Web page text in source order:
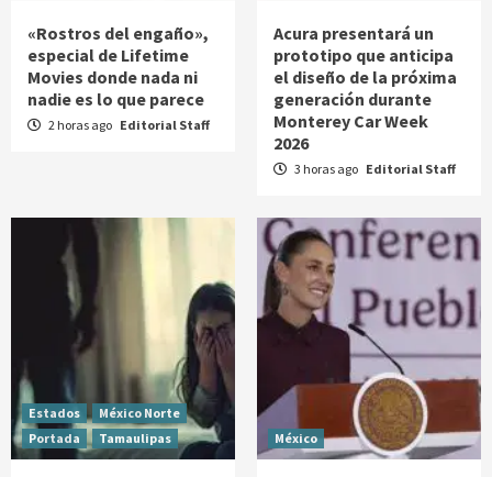
«Rostros del engaño»,
especial de Lifetime
Movies donde nada ni
nadie es lo que parece
2 horas ago Editorial Staff
Acura presentará un
prototipo que anticipa
el diseño de la próxima
generación durante
Monterey Car Week
2026
3 horas ago Editorial Staff
Estados
México Norte
Portada
Tamaulipas México